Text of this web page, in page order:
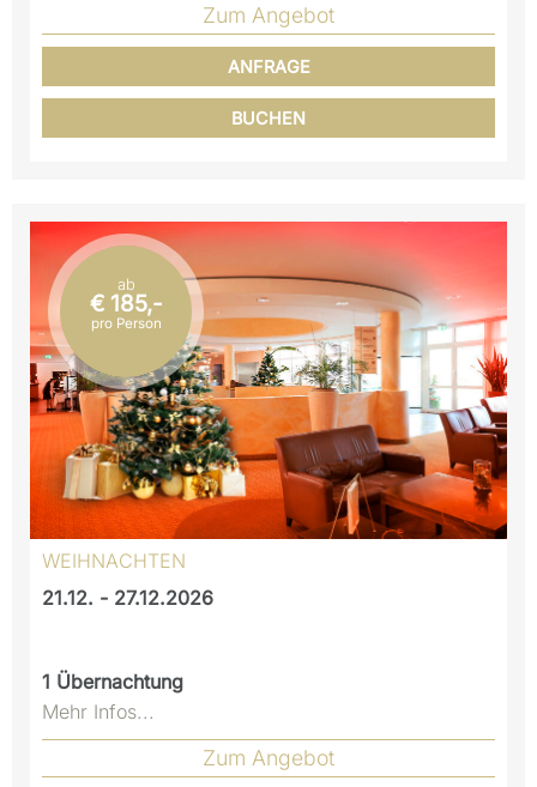
Zum Angebot
ANFRAGE
BUCHEN
WEIHNACHTEN
21.12. - 27.12.2026
1 Übernachtung
ab
€ 185,-
pro Person
Mehr Infos...
Zum Angebot